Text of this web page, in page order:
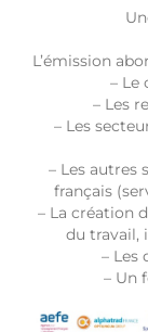
L’émission
– Le
– Les
– Les
– Les autres
français
– La création
du travail,
– Les
– Un